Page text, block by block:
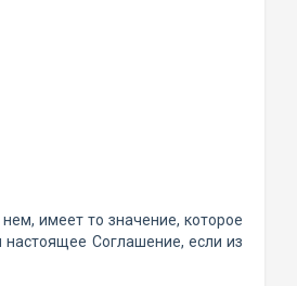
имеет то значение, которое
настоящее Соглашение, если из